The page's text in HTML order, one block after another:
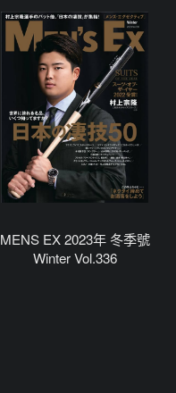
MENS EX 2023年 冬季號
Winter Vol.336